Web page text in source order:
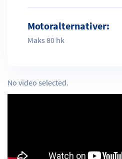
Motoralternativer:
Maks 80 hk
No video selected.